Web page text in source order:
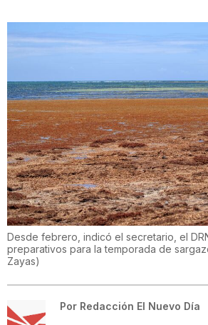
Desde febrero, indicó el secretario, el
preparativos para la temporada de
Zayas)
Por Redacción El Nuevo Día